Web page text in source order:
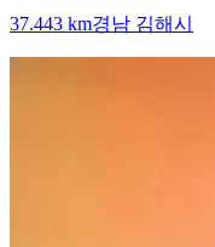
37.443 km경남 김해시